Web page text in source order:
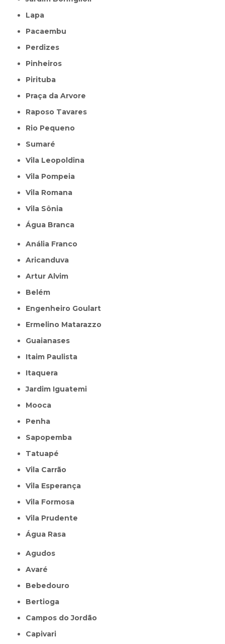
Lapa
Pacaembu
Perdizes
Pinheiros
Pirituba
Praça da Arvore
Raposo Tavares
Rio Pequeno
Sumaré
Vila Leopoldina
Vila Pompeia
Vila Romana
Vila Sônia
Água Branca
Anália Franco
Aricanduva
Artur Alvim
Belém
Engenheiro Goulart
Ermelino Matarazzo
Guaianases
Itaim Paulista
Itaquera
Jardim Iguatemi
Mooca
Penha
Sapopemba
Tatuapé
Vila Carrão
Vila Esperança
Vila Formosa
Vila Prudente
Água Rasa
Agudos
Avaré
Bebedouro
Bertioga
Campos do Jordão
Capivari